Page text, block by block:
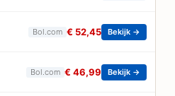
Bol.com € 52,45 Bekijk →
Bol.com € 46,99 Bekijk →